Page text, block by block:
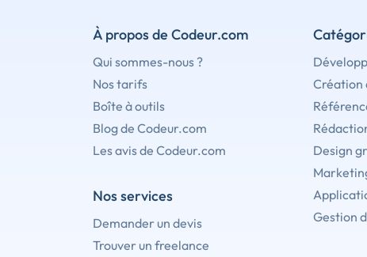
À propos de Codeur.com
Qui sommes-nous ?
Nos tarifs
Boîte à outils
Blog de Codeur.com
Les avis de Codeur.com
Nos services
Demander un devis
Trouver un freelance
Création
Design
Gestion